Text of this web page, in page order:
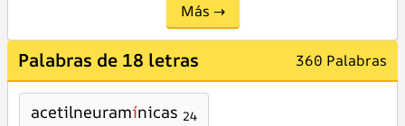
Más →
Palabras de 18 letras 360 Palabras
acetilneuramínicas 24